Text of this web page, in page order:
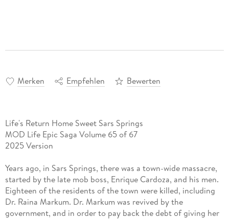
Merken Empfehlen Bewerten
Life's Return Home Sweet Sars Springs
MOD Life Epic Saga Volume 65 of 67
2025 Version
Years ago, in Sars Springs, there was a town-wide massacre,
started by the late mob boss, Enrique Cardoza, and his men.
Eighteen of the residents of the town were killed, including
Dr. Raina Markum. Dr. Markum was revived by the
government, and in order to pay back the debt of giving her